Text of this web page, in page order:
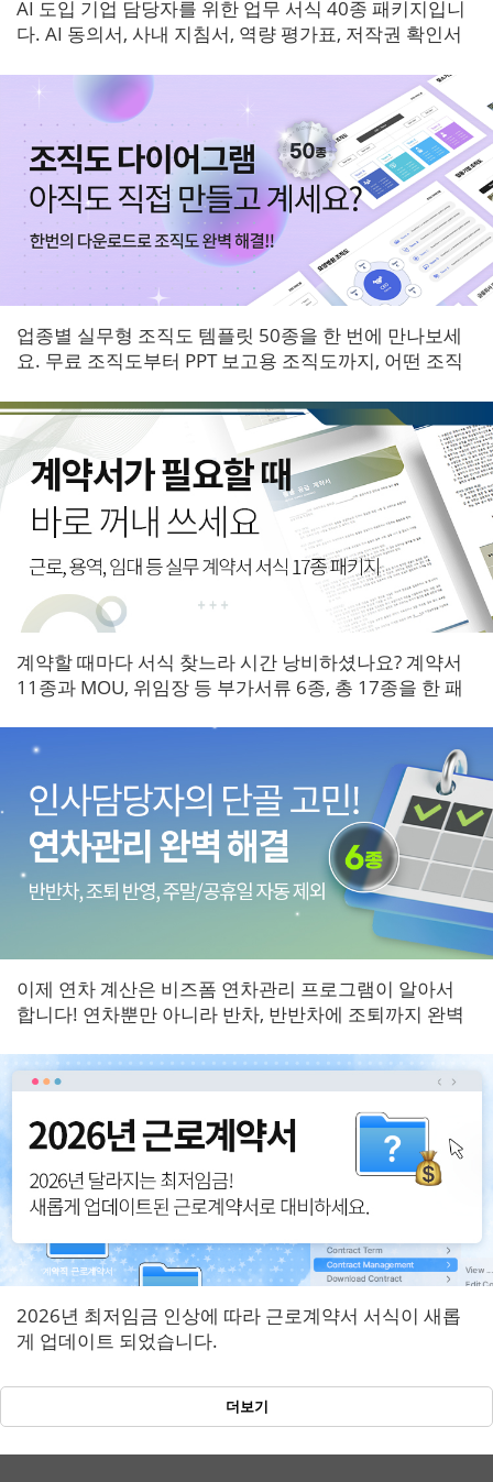
AI 도입 기업 담당자를 위한 업무 서식 40종 패키지입니
다. AI 동의서, 사내 지침서, 역량 평가표, 저작권 확인서
업종별 실무형 조직도 템플릿 50종을 한 번에 만나보세
요. 무료 조직도부터 PPT 보고용 조직도까지, 어떤 조직
계약할 때마다 서식 찾느라 시간 낭비하셨나요? 계약서
11종과 MOU, 위임장 등 부가서류 6종, 총 17종을 한 패
이제 연차 계산은 비즈폼 연차관리 프로그램이 알아서
합니다! 연차뿐만 아니라 반차, 반반차에 조퇴까지 완벽
2026년 최저임금 인상에 따라 근로계약서 서식이 새롭
게 업데이트 되었습니다.
더보기